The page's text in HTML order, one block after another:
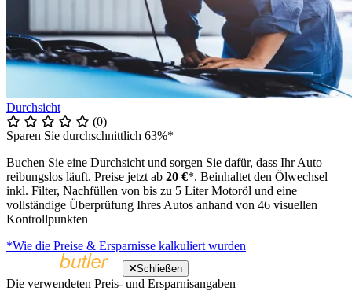
Durchsicht
(0)
Sparen Sie durchschnittlich 63%*
Buchen Sie eine Durchsicht und sorgen Sie dafür, dass Ihr Auto
reibungslos läuft. Preise jetzt ab 20 €*. Beinhaltet den Ölwechsel
inkl. Filter, Nachfüllen von bis zu 5 Liter Motoröl und eine
vollständige Überprüfung Ihres Autos anhand von 46 visuellen
Kontrollpunkten
*Wie die Preise & Ersparnisse kalkuliert wurden
Schließen
Die verwendeten Preis- und Ersparnisangaben